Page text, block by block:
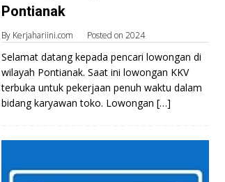
Pontianak
By Kerjahariini.com Posted on 2024
Selamat datang kepada pencari lowongan di
wilayah Pontianak. Saat ini lowongan KKV
terbuka untuk pekerjaan penuh waktu dalam
bidang karyawan toko. Lowongan […]